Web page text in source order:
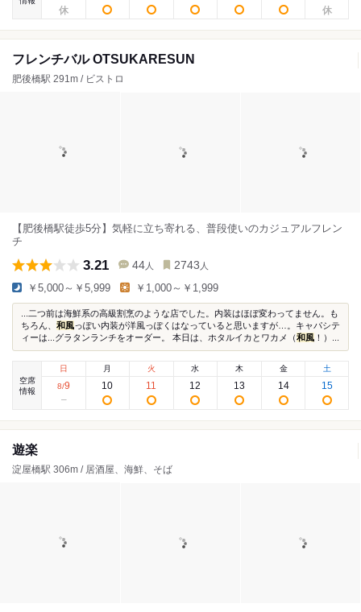
フレンチバル OTSUKARESUN
肥後橋駅 291m / ビストロ
【肥後橋駅徒歩5分】気軽に立ち寄れる、普段使いのカジュアルフレン
チ
3.21 44 人 2743 人
￥5,000～￥5,999 ￥1,000～￥1,999
...二つ前は海鮮系の高級割烹のような店でした。内装はほぼ変わってません。も
ちろん、 和風っぽい内装が洋風っぽくはなっていると思いますが…。キャパシテ
ィーは...グラタンランチをオーダー。 本日は、ホタルイカとワカメ（和風 ！）...
空席
情報
日
8/9
月
10
火
11
水
12
木
13
金
14
土
15
遊楽
淀屋橋駅 306m / 居酒屋、海鮮、そば